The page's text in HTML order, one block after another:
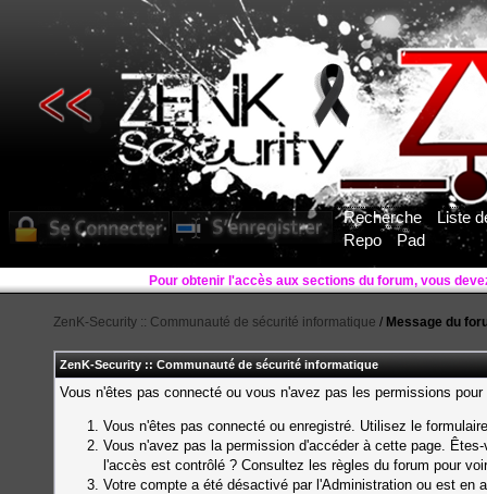
Recherche
Liste
Repo
Pad
Pour obtenir l'accès aux sections du forum, vous
ZenK-Security :: Communauté de sécurité informatique / Message du
ZenK-Security :: Communauté de sécurité informatique
Vous n'êtes pas connecté ou vous n'avez pas les permissions
Vous n'êtes pas connecté ou enregistré. Utilisez le
Vous n'avez pas la permission d'accéder à cette page.
l'accès est contrôlé ? Consultez les règles du forum pour
Votre compte a été désactivé par l'Administration ou est en